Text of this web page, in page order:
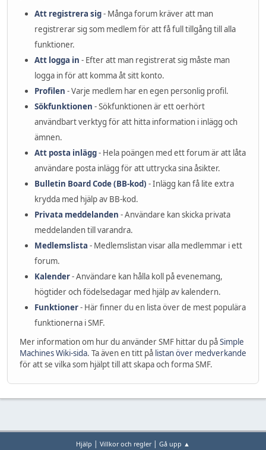
Att registrera sig- Många forum kräver att man
registrerar sig som medlem för att få full tillgång till alla
funktioner.
Att logga in - Efter att man registrerat sig måste man
logga in för att komma åt sitt konto.
Profilen - Varje medlem har en egen personlig profil.
Sökfunktionen - Sökfunktionen är ett oerhört
användbart verktyg för att hitta information i inlägg och
ämnen.
Att posta inlägg- Hela poängen med ett forum är att låta
användare posta inlägg för att uttrycka sina åsikter.
Bulletin Board Code (BB-kod) - Inlägg kan få lite extra
krydda med hjälp av BB-kod.
Privata meddelanden - Användare kan skicka privata
meddelanden till varandra.
Medlemslista - Medlemslistan visar alla medlemmar i ett
forum.
Kalender- Användare kan hålla koll på evenemang,
högtider och födelsedagar med hjälp av kalendern.
Funktioner- Här finner du en lista över de mest populära
funktionerna i SMF.
Mer information om hur du använder SMF hittar du påSimple
Machines Wiki-sida. Ta även en titt på listan över medverkande
för att se vilka som hjälpt till att skapa och forma SMF.
Hjälp | Villkor och regler| Gå upp ▲